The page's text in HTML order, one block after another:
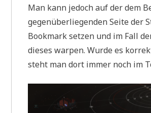
Man kann jedoch auf der dem
gegenüberliegenden Seite der
Bookmark setzen und im Fall
dieses warpen. Wurde es
steht man dort immer noch im